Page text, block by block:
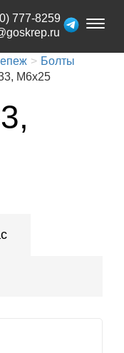
Toggle
777-8259
Болты
М6x25